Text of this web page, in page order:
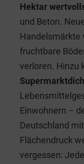
Hektar
und Beton.
Handelsmärkte
fruchtbare
verloren. Hinzu
Einwohnern –
Deutschland
Flächendruck
vergessen: